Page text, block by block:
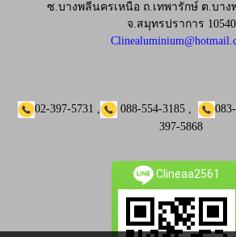
ซ.บางพลีนครเหนือ ถ.เทพารักษ์ ต.บา
จ.สมุทรปราการ 10540
02-397-5731 , 088-554-3185 ,
397-5868
Clineaa2561